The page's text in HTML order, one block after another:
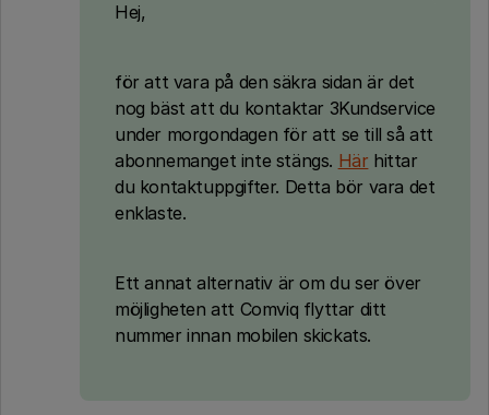
Hej,
för att vara på den säkra sidan är det
nog bäst att du kontaktar 3Kundservice
under morgondagen för att se till så att
abonnemanget inte stängs. Här hittar
du kontaktuppgifter. Detta bör vara det
enklaste.
Ett annat alternativ är om du ser över
möjligheten att Comviq flyttar ditt
nummer innan mobilen skickats.